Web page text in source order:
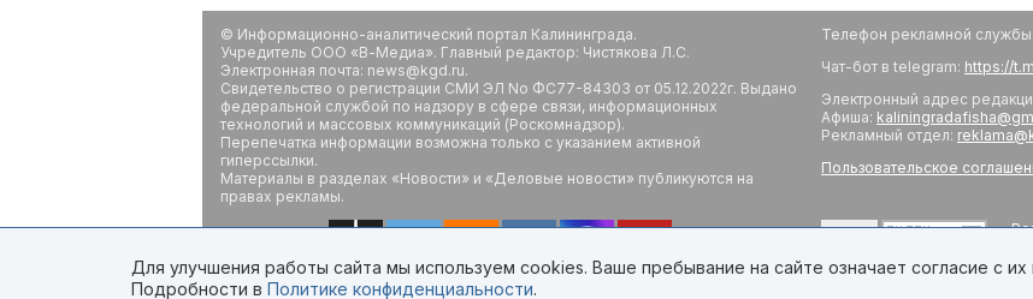
© Информационно-аналитический портал Калининграда.
Учредитель ООО «В-Медиа». Главный редактор: Чистякова Л.С.
Электронная почта: news@kgd.ru.
Свидетельство о регистрации СМИ ЭЛ No ФС77-84303 от 05.12.2022г. Выдано
федеральной службой по надзору в сфере связи, информационных
технологий и массовых коммуникаций (Роскомнадзор).
Перепечатка информации возможна только с указанием активной
гиперссылки.
Материалы в разделах «Новости» и «Деловые новости» публикуются на
правах рекламы.
Телефон рекламной службы:
Чат-бот в telegram: https://
Электронный адрес
Афиша:
Рекламный отдел:
Пользовательское
Для улучшения работы сайта мы используем cookies. Ваше пребывание на сайте означает согласие с их
Подробности в Политике конфиденциальности.